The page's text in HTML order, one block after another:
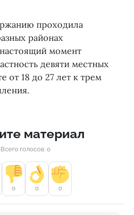
проходила
районах
момент
девяти местных
от 18 до 27 лет к трем
материал
Всего голосов: 0
0 0 0